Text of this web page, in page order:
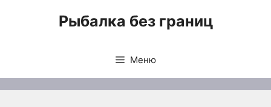
Рыбалка без границ
Меню